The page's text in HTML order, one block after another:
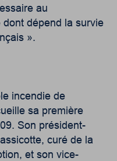
au
dépend la survie
».
incendie de
sa première
Son président-
curé de la
et son vice-